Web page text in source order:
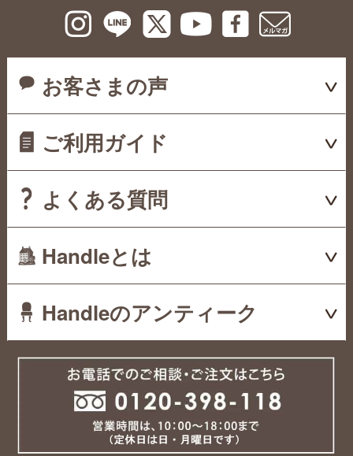
お客さまの声
ご利用ガイド
よくある質問
Handleとは
Handleのアンティーク